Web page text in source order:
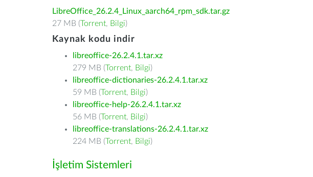
LibreOffice_26.2.4_Linux_aarch64_rpm_sdk.tar.gz
27 MB (Torrent, Bilgi)
Kaynak kodu indir
libreoffice-26.2.4.1.tar.xz
279 MB (Torrent, Bilgi)
libreoffice-dictionaries-26.2.4.1.tar.xz
59 MB (Torrent, Bilgi)
libreoffice-help-26.2.4.1.tar.xz
56 MB (Torrent, Bilgi)
libreoffice-translations-26.2.4.1.tar.xz
224 MB (Torrent, Bilgi)
İşletim Sistemleri